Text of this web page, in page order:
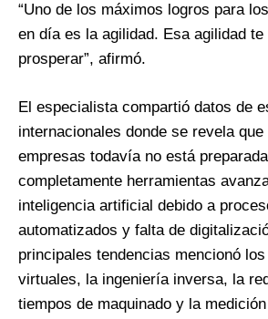
“Uno de los máximos logros para
en día es la agilidad. Esa agilidad
prosperar”, afirmó.
El especialista compartió datos de
internacionales donde se revela
empresas todavía no está
completamente herramientas
inteligencia artificial debido a
automatizados y falta de
principales tendencias mencionó
virtuales, la ingeniería inversa, la
tiempos de maquinado y la